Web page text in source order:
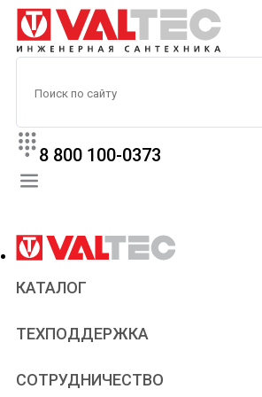
8 800 100-0373
КАТАЛОГ
ТЕХПОДДЕРЖКА
Паспорта и сертификаты
Статьи
СОТРУДНИЧЕСТВО
Сантехникам